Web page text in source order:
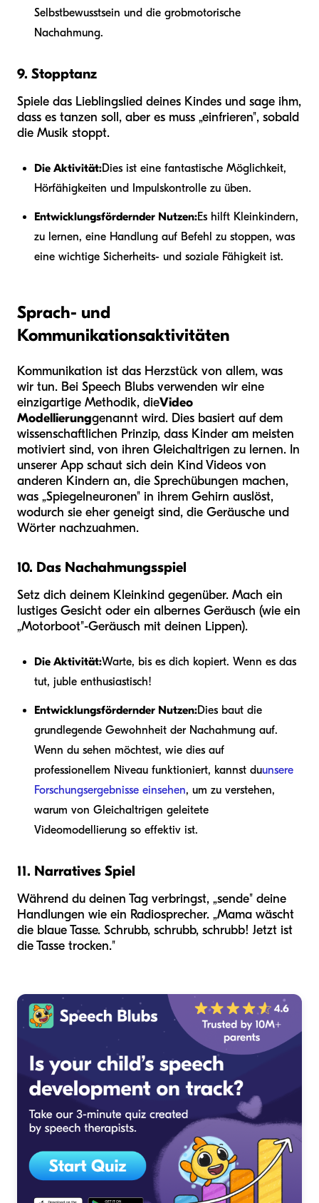
Selbstbewusstsein und die grobmotorische
Nachahmung.
9. Stopptanz
Spiele das Lieblingslied deines Kindes und sage ihm,
dass es tanzen soll, aber es muss „einfrieren", sobald
die Musik stoppt.
Die Aktivität:Dies ist eine fantastische Möglichkeit,
Hörfähigkeiten und Impulskontrolle zu üben.
Entwicklungsfördernder Nutzen:Es hilft Kleinkindern,
zu lernen, eine Handlung auf Befehl zu stoppen, was
eine wichtige Sicherheits- und soziale Fähigkeit ist.
Sprach- und
Kommunikationsaktivitäten
Kommunikation ist das Herzstück von allem, was
wir tun. Bei Speech Blubs verwenden wir eine
einzigartige Methodik, dieVideo
Modellierunggenannt wird. Dies basiert auf dem
wissenschaftlichen Prinzip, dass Kinder am meisten
motiviert sind, von ihren Gleichaltrigen zu lernen. In
unserer App schaut sich dein Kind Videos von
anderen Kindern an, die Sprechübungen machen,
was „Spiegelneuronen" in ihrem Gehirn auslöst,
wodurch sie eher geneigt sind, die Geräusche und
Wörter nachzuahmen.
10. Das Nachahmungsspiel
Setz dich deinem Kleinkind gegenüber. Mach ein
lustiges Gesicht oder ein albernes Geräusch (wie ein
„Motorboot"-Geräusch mit deinen Lippen).
Die Aktivität:Warte, bis es dich kopiert. Wenn es das
tut, juble enthusiastisch!
Entwicklungsfördernder Nutzen:Dies baut die
grundlegende Gewohnheit der Nachahmung auf.
Wenn du sehen möchtest, wie dies auf
professionellem Niveau funktioniert, kannst duunsere
Forschungsergebnisse einsehen, um zu verstehen,
warum von Gleichaltrigen geleitete
Videomodellierung so effektiv ist.
11. Narratives Spiel
Während du deinen Tag verbringst, „sende" deine
Handlungen wie ein Radiosprecher. „Mama wäscht
die blaue Tasse. Schrubb, schrubb, schrubb! Jetzt ist
die Tasse trocken."